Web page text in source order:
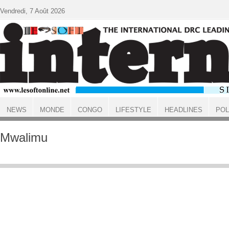
ACCUEIL
Mwalimu
Vendredi, 7 Août 2026
NEWS MONDE CONGO LIFESTYLE HEADLINES